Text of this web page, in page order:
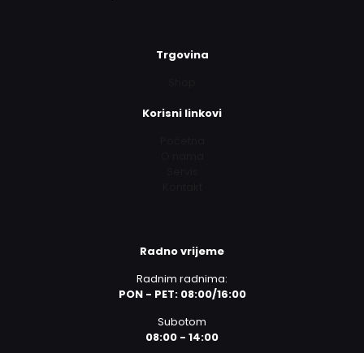
Trgovina
Korisni linkovi
Radno vrijeme
Radnim radnima:
PON - PET: 08:00/16:00
Subotom
08:00 - 14:00